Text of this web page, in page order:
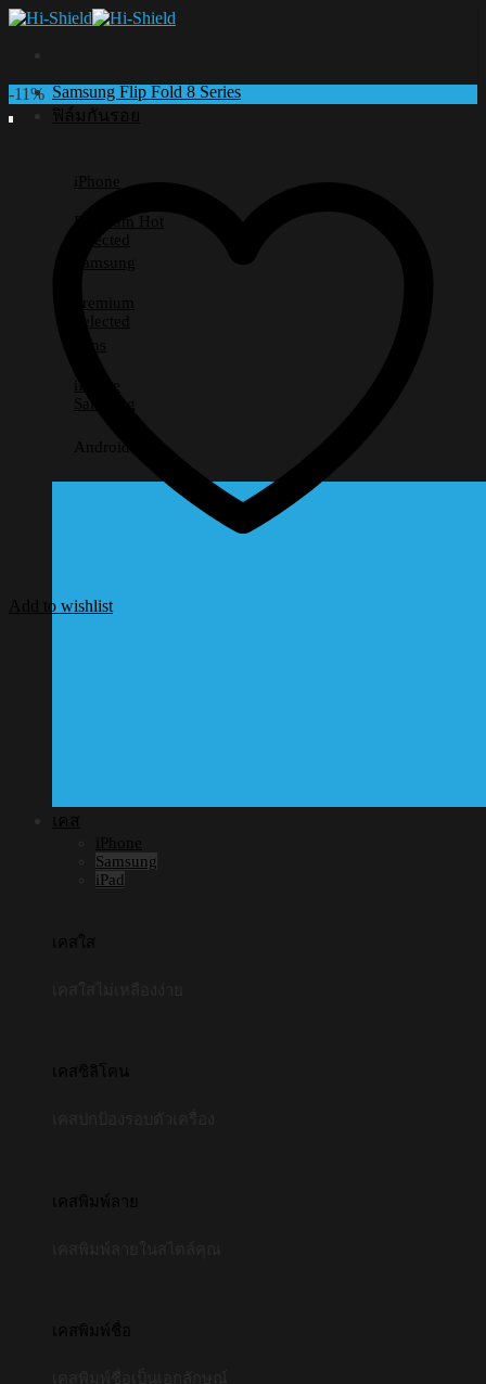
Skip
Samsung Flip Fold 8 Series
ฟิล์มกันรอย
iPhone
Premium
Selected
Samsung
Premium
Selected
Lens
iPhone
Samsung
Android อื่นๆ
เคส
iPhone
Samsung
iPad
เคสใส
เคสซิลิโคน
เคสพิมพ์ลาย
เคสพิมพ์ชื่อ
-11%
Add to wishlist